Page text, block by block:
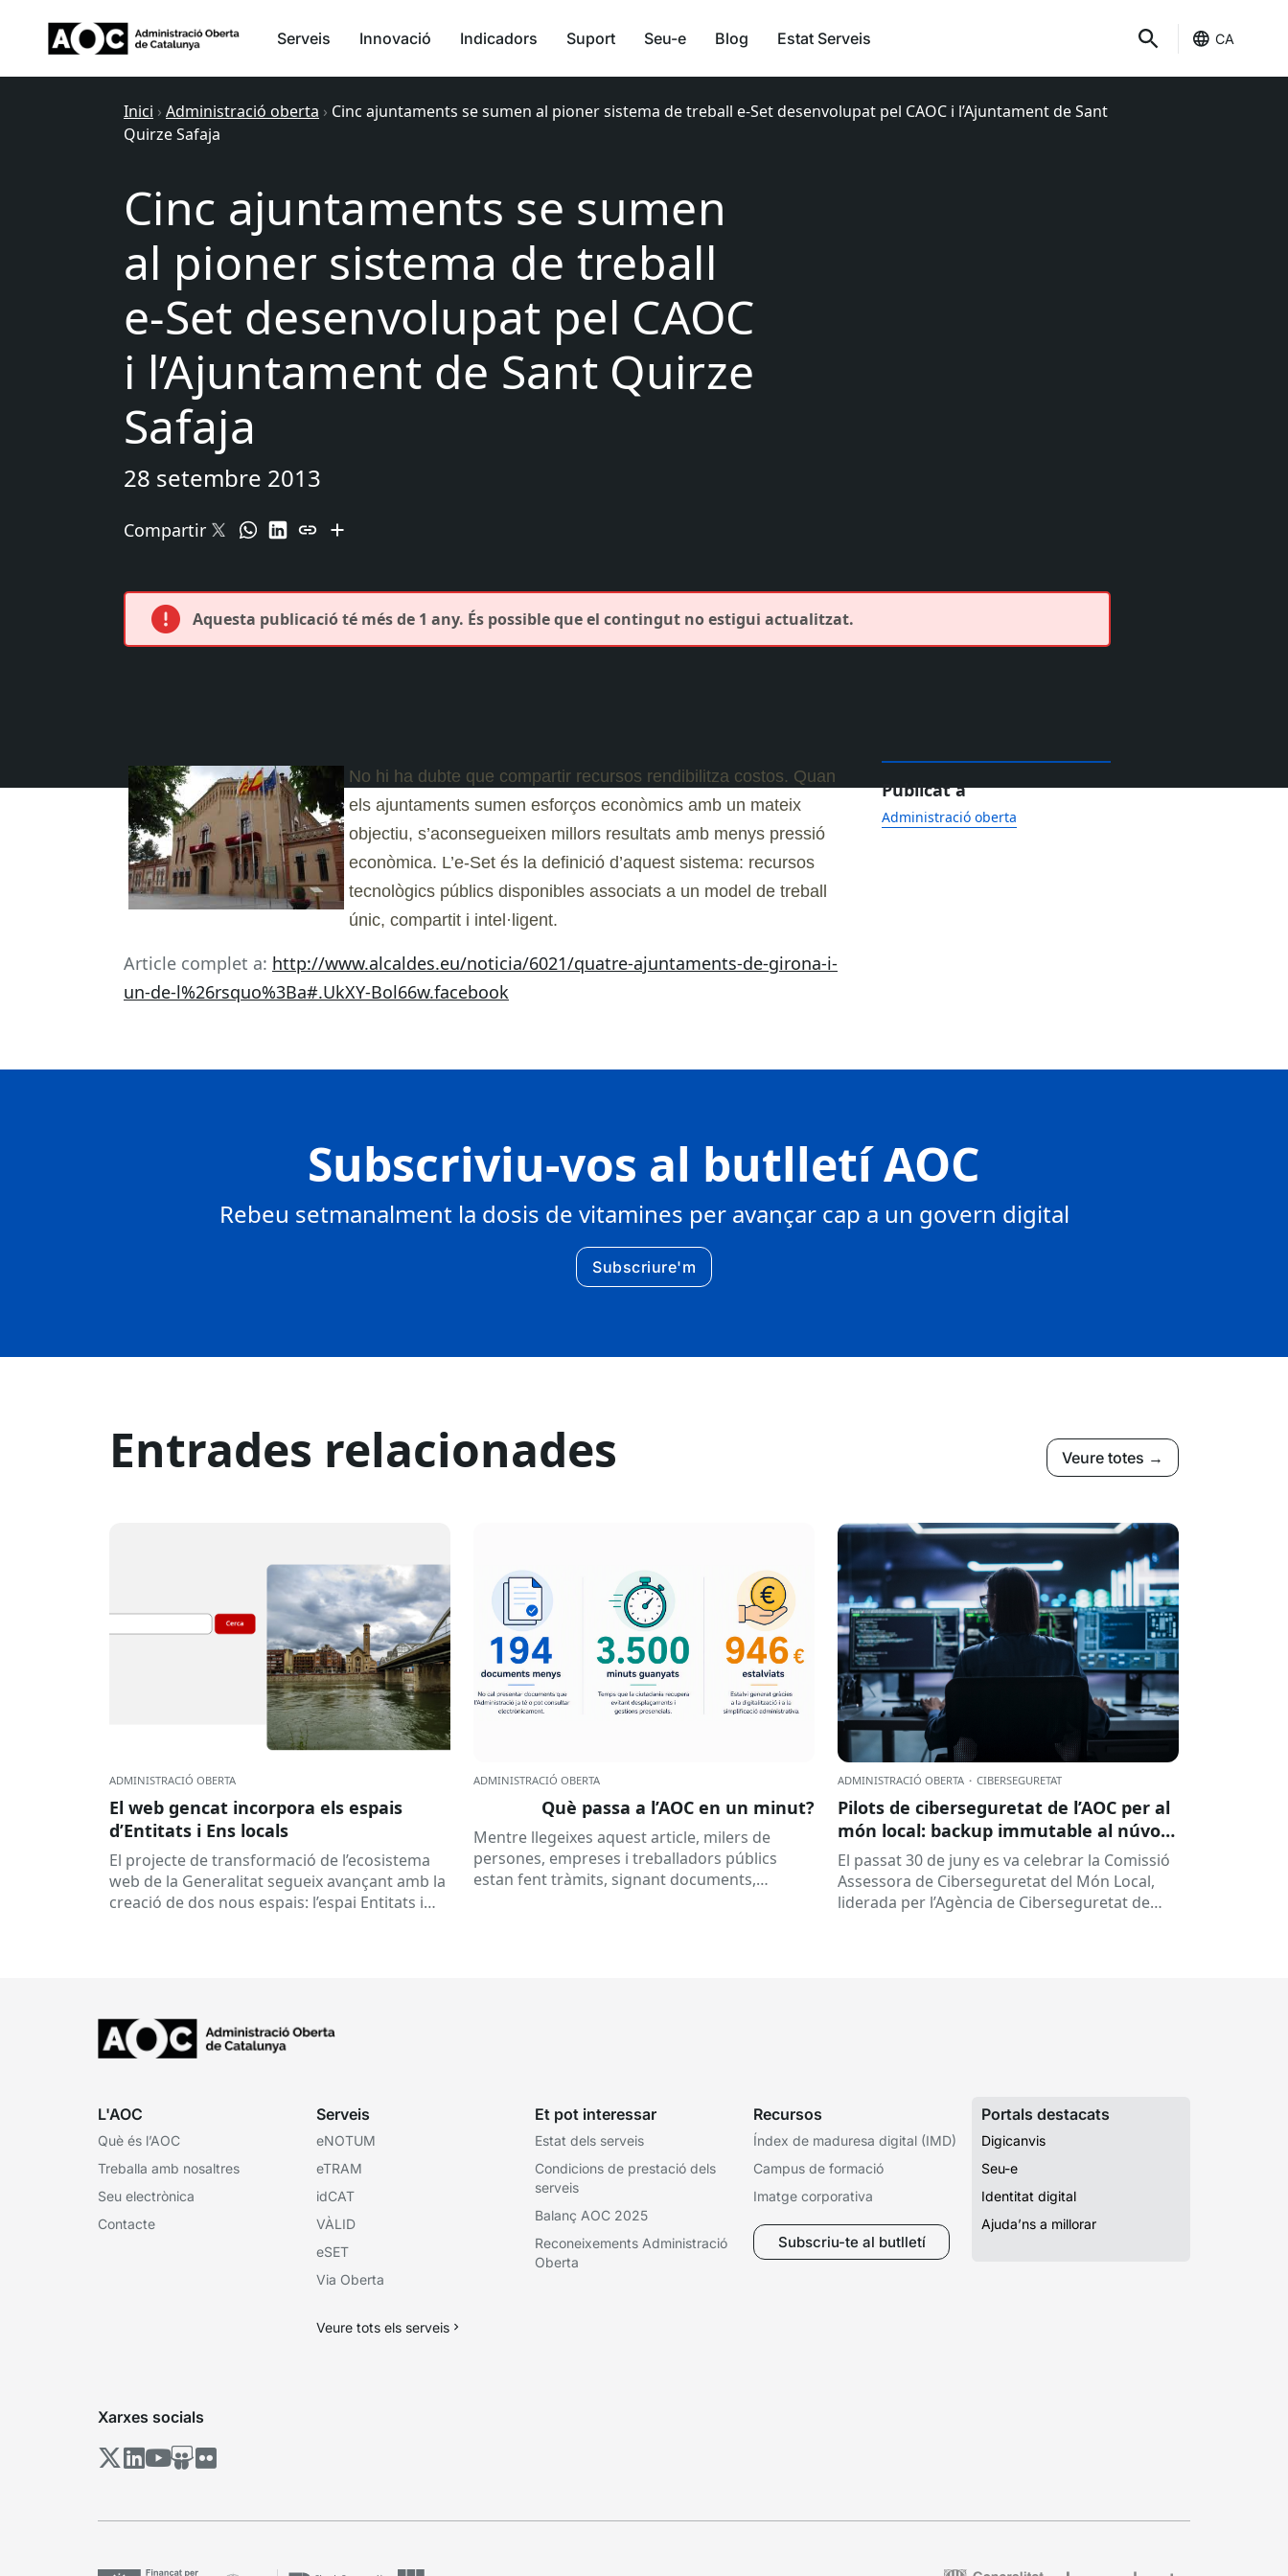
Serveis Innovació Indicadors Suport Seu-e Blog Estat Serveis CA
Inici › Administració oberta › Cinc ajuntaments se sumen al pioner sistema de treball e-Set desenvolupat pel CAOC i l’Ajuntament de Sant
Quirze Safaja
Cinc ajuntaments se sumen
al pioner sistema de treball
e-Set desenvolupat pel CAOC
i l’Ajuntament de Sant Quirze
Safaja
28 setembre 2013
Compartir
Aquesta publicació té més de 1 any. És possible que el contingut no estigui actualitzat.
No hi ha dubte que compartir recursos rendibilitza costos. Quan
els ajuntaments sumen esforços econòmics amb un mateix
objectiu, s’aconsegueixen millors resultats amb menys pressió
econòmica. L’e-Set és la definició d’aquest sistema: recursos
tecnològics públics disponibles associats a un model de treball
únic, compartit i intel·ligent.
Article complet a: http://www.alcaldes.eu/noticia/6021/quatre-ajuntaments-de-girona-i-
un-de-l%26rsquo%3Ba#.UkXY-Bol66w.facebook
Publicat a
Administració oberta
Subscriviu-vos al butlletí AOC
Rebeu setmanalment la dosis de vitamines per avançar cap a un govern digital
Subscriure'm
Entrades relacionades Veure totes →
ADMINISTRACIÓ OBERTA
El web gencat incorpora els espais
d’Entitats i Ens locals
El projecte de transformació de l’ecosistema
web de la Generalitat segueix avançant amb la
creació de dos nous espais: l’espai Entitats i
ADMINISTRACIÓ OBERTA
Què passa a l’AOC en un minut?
Mentre llegeixes aquest article, milers de
persones, empreses i treballadors públics
estan fent tràmits, signant documents,
ADMINISTRACIÓ OBERTA · CIBERSEGURETAT
Pilots de ciberseguretat de l’AOC per al
món local: backup immutable al núvol i
altres
El passat 30 de juny es va celebrar la Comissió
Assessora de Ciberseguretat del Món Local,
liderada per l’Agència de Ciberseguretat de
L'AOC
Què és l’AOC
Treballa amb nosaltres
Seu electrònica
Contacte
Serveis
eNOTUM
eTRAM
idCAT
VÀLID
eSET
Via Oberta
Veure tots els serveis
Et pot interessar
Estat dels serveis
Condicions de prestació dels
serveis
Balanç AOC 2025
Reconeixements Administració
Oberta
Recursos
Índex de maduresa digital (IMD)
Campus de formació
Imatge corporativa
Subscriu-te al butlletí
Portals destacats
Digicanvis
Seu-e
Identitat digital
Ajuda’ns a millorar
Xarxes socials